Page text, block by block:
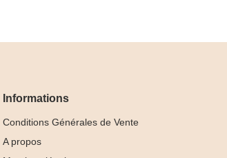
Informations
Conditions Générales de Vente
A propos